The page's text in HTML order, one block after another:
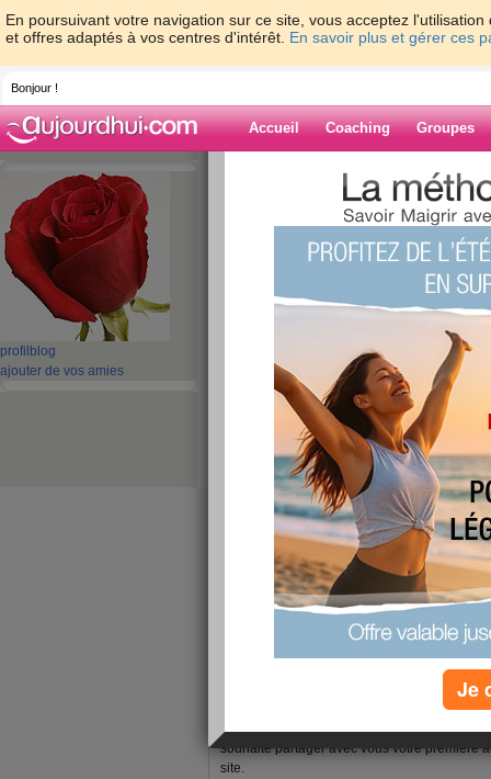
En poursuivant votre navigation sur ce site, vous acceptez
et offres adaptés à vos centres d'intérêt. En savoir plus et gérer ces
Bonjour !
Accueil Coaching Groupes
profil blog
ajouter de vos amies
> > Je
Blog de koukiz8
Je m’appelle marie
Je m’appelle marie j'ai 21 ans je souhaite
pour avoir une meilleure hygiène de vie :)
1 - 1 de 1 « ‹ Préc. 1 Suiv. › »
equipe-aujourdhuicom
Vous venez d’écrire votre premier article!
souhaite partager avec vous votre première
site.
Je